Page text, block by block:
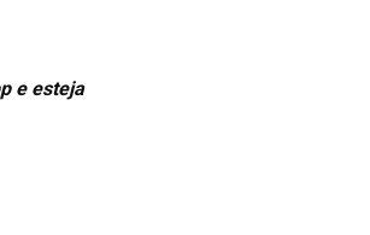
e esteja